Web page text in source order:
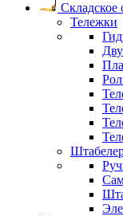
Складское
Тележки